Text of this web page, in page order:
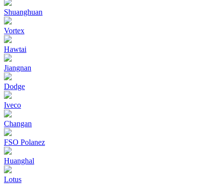
Shuanghuan
Vortex
Hawtai
Jiangnan
Dodge
Iveco
Changan
FSO Polanez
Huanghal
Lotus